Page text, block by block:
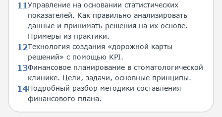
Управление на основании статистических
показателей. Как правильно анализировать
данные и принимать решения на их основе.
Примеры из практики.
Технология создания «дорожной карты
решений» с помощью KPI.
Финансовое планирование в стоматологической
клинике. Цели, задачи, основные принципы.
Подробный разбор методики составления
финансового плана.